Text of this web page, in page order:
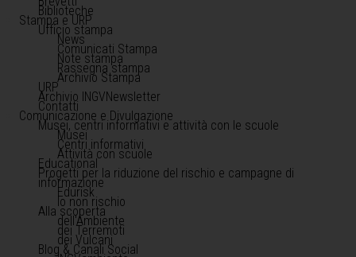
Biblioteche
Stampa e URP
Ufficio stampa
News
Comunicati Stampa
Note stampa
Rassegna stampa
Archivio Stampa
URP
Archivio INGVNewsletter
Contatti
Comunicazione e Divulgazione
Musei, centri informativi e attività con le scuole
Musei
Centri informativi
Attività con scuole
Educational
Progetti per la riduzione del rischio e campagne di
informazione
Edurisk
Io non rischio
Alla scoperta
dell'Ambiente
dei Terremoti
dei Vulcani
Blog & Canali Social